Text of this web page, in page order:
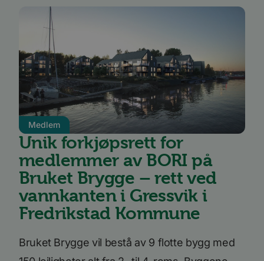
Medlem
Unik forkjøpsrett for
medlemmer av BORI på
Bruket Brygge – rett ved
vannkanten i Gressvik i
Fredrikstad Kommune
Bruket Brygge vil bestå av 9 flotte bygg med